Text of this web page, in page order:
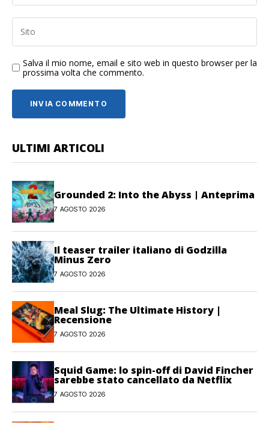
Salva il mio nome, email e sito web in questo browser per la
prossima volta che commento.
ULTIMI ARTICOLI
Grounded 2: Into the Abyss | Anteprima
7 AGOSTO 2026
Il teaser trailer italiano di Godzilla
Minus Zero
7 AGOSTO 2026
Meal Slug: The Ultimate History |
Recensione
7 AGOSTO 2026
Squid Game: lo spin-off di David Fincher
sarebbe stato cancellato da Netflix
7 AGOSTO 2026